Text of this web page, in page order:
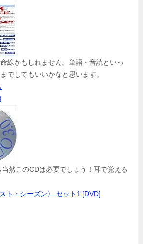
線かもしれません。単語・音読といっ
でしてもいいかなと思います。
然このCDは必要でしょう！耳で覚える
ト・シーズン〉 セット1 [DVD]